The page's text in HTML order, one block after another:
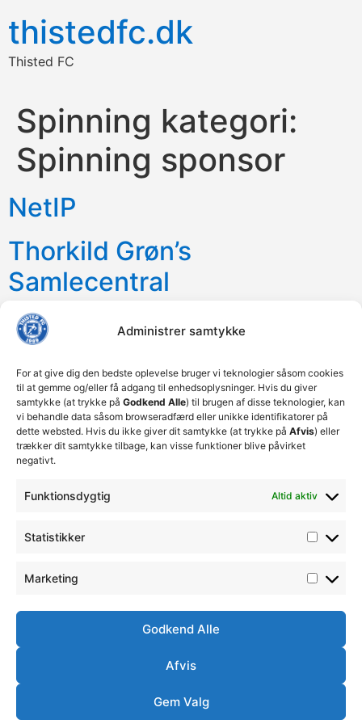
Administrer samtykke
For at give dig den bedste oplevelse bruger vi teknologier såsom cookies
til at gemme og/eller få adgang til enhedsoplysninger. Hvis du giver
samtykke (at trykke på Godkend Alle) til brugen af disse teknologier, kan
vi behandle data såsom browseradfærd eller unikke identifikatorer på
dette websted. Hvis du ikke giver dit samtykke (at trykke på Afvis) eller
trækker dit samtykke tilbage, kan visse funktioner blive påvirket
negativt.
Funktionsdygtig Altid aktiv
Statistikker
Marketing
Godkend Alle
Afvis
Gem Valg
thistedfc.dk
Thisted FC
Spinning kategori:
Spinning sponsor
NetIP
Thorkild Grøn’s
Samlecentral
Home Thisted
AB Aluminium
Møllers
Værkstøjsfremstilling
Revision thy
Færgegrillen
Armiga
BMA Regnskab
Hanstholm Auction Buyers